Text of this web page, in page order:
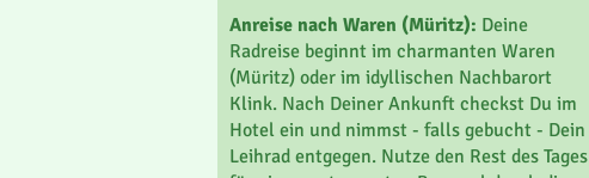
Anreise nach Waren (Müritz): Deine
Radreise beginnt im charmanten Waren
(Müritz) oder im idyllischen Nachbarort
Klink. Nach Deiner Ankunft checkst Du im
Hotel ein und nimmst - falls gebucht - Dein
Leihrad entgegen. Nutze den Rest des Tages